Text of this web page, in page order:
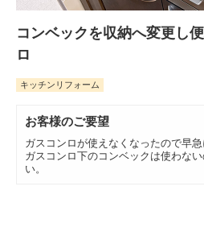
コンベックを収納へ変更し
ロ
キッチンリフォーム
お客様のご要望
ガスコンロが使えなくなったので早急
ガスコンロ下のコンベックは使わな
い。